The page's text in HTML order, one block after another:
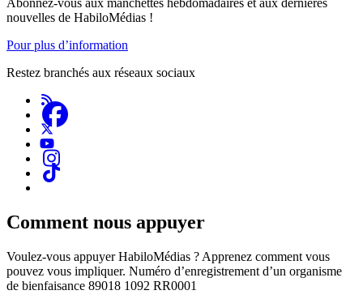
nouvelles de HabiloMédias !
Pour plus d’information
Restez branchés aux réseaux sociaux
Comment nous appuyer
Voulez-vous appuyer HabiloMédias ? Apprenez comment vous
pouvez vous impliquer. Numéro d’enregistrement d’un organisme
de bienfaisance 89018 1092 RR0001